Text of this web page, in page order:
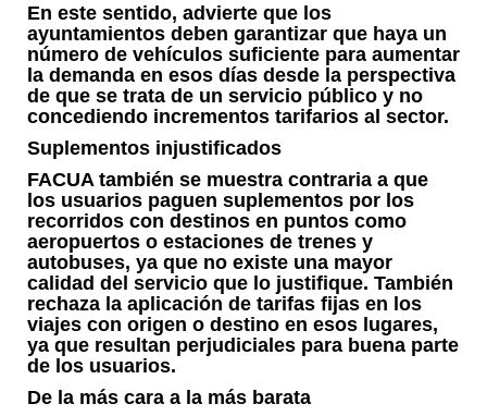
En este sentido, advierte que los
ayuntamientos deben garantizar que haya un
número de vehículos suficiente para aumentar
la demanda en esos días desde la perspectiva
de que se trata de un servicio público y no
concediendo incrementos tarifarios al sector.
Suplementos injustificados
FACUA también se muestra contraria a que
los usuarios paguen suplementos por los
recorridos con destinos en puntos como
aeropuertos o estaciones de trenes y
autobuses, ya que no existe una mayor
calidad del servicio que lo justifique. También
rechaza la aplicación de tarifas fijas en los
viajes con origen o destino en esos lugares,
ya que resultan perjudiciales para buena parte
de los usuarios.
De la más cara a la más barata